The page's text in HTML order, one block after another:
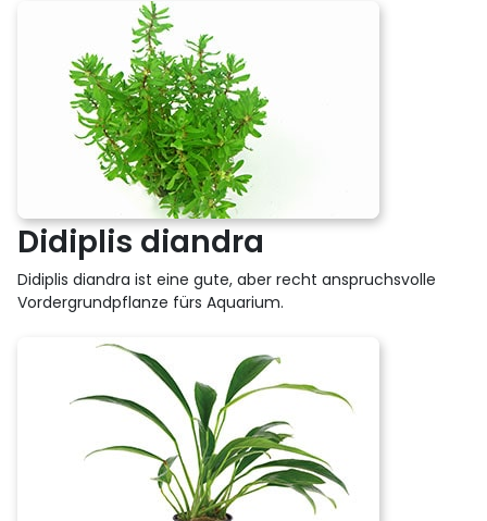
Didiplis diandra
Didiplis diandra ist eine gute, aber recht anspruchsvolle
Vordergrundpflanze fürs Aquarium.